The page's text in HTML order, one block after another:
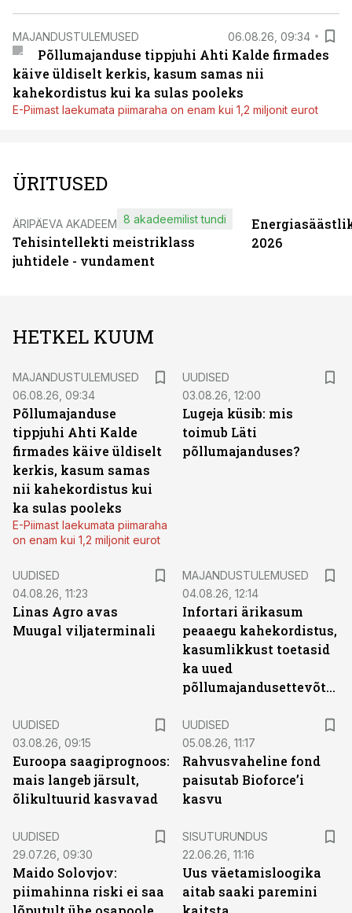
MAJANDUSTULEMUSED 06.08.26, 09:34
Põllumajanduse tippjuhi Ahti Kalde firmades
käive üldiselt kerkis, kasum samas nii
kahekordistus kui ka sulas pooleks
E-Piimast laekumata piimaraha on enam kui 1,2 miljonit eurot
ÜRITUSED
ÄRIPÄEVA AKADEEMIA
Tehisintellekti meistriklass
juhtidele - vundament
8 akadeemilist tundi
2026
HETKEL KUUM
MAJANDUSTULEMUSED
06.08.26, 09:34
Põllumajanduse
tippjuhi Ahti Kalde
firmades käive üldiselt
kerkis, kasum samas
nii kahekordistus kui
ka sulas pooleks
E-Piimast laekumata piimaraha
on enam kui 1,2 miljonit eurot
UUDISED
03.08.26, 12:00
Lugeja küsib: mis
toimub Läti
põllumajanduses?
UUDISED
04.08.26, 11:23
Linas Agro avas
Muugal viljaterminali
MAJANDUSTULEMUSED
04.08.26, 12:14
Infortari ärikasum
peaaegu kahekordistus,
kasumlikkust toetasid
ka uued
põllumajandusettevõtted
UUDISED
03.08.26, 09:15
Euroopa saagiprognoos:
mais langeb järsult,
õlikultuurid kasvavad
UUDISED
05.08.26, 11:17
Rahvusvaheline fond
paisutab Bioforce’i
kasvu
UUDISED
29.07.26, 09:30
Maido Solovjov:
piimahinna riski ei saa
SISUTURUNDUS
22.06.26, 11:16
Uus väetamisloogika
aitab saaki paremini